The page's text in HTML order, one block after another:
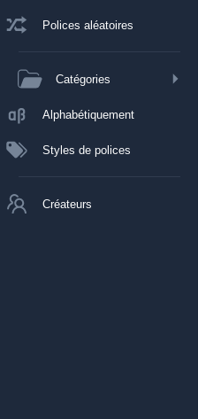
Polices aléatoires
Catégories
Alphabétiquement
Styles de polices
Créateurs